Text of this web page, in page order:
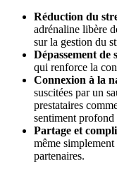
Réduction du
adrénaline libère
sur la gestion du
Dépassement de
qui renforce la
Connexion à la
suscitées par un
prestataires
sentiment
Partage et
même simplement
partenaires.